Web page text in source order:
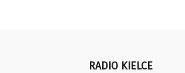
RADIO KIELCE